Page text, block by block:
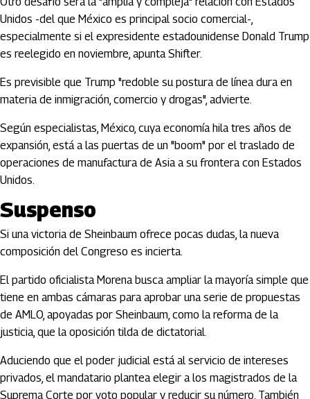
Unidos -del que México es principal socio comercial-,
especialmente si el expresidente estadounidense Donald Trump
es reelegido en noviembre, apunta Shifter.
Es previsible que Trump "redoble su postura de línea dura en
materia de inmigración, comercio y drogas", advierte.
Según especialistas, México, cuya economía hila tres años de
expansión, está a las puertas de un "boom" por el traslado de
operaciones de manufactura de Asia a su frontera con Estados
Unidos.
Suspenso
Si una victoria de Sheinbaum ofrece pocas dudas, la nueva
composición del Congreso es incierta.
El partido oficialista Morena busca ampliar la mayoría simple que
tiene en ambas cámaras para aprobar una serie de propuestas
de AMLO, apoyadas por Sheinbaum, como la reforma de la
justicia, que la oposición tilda de dictatorial.
Aduciendo que el poder judicial está al servicio de intereses
privados, el mandatario plantea elegir a los magistrados de la
Suprema Corte por voto popular y reducir su número. También